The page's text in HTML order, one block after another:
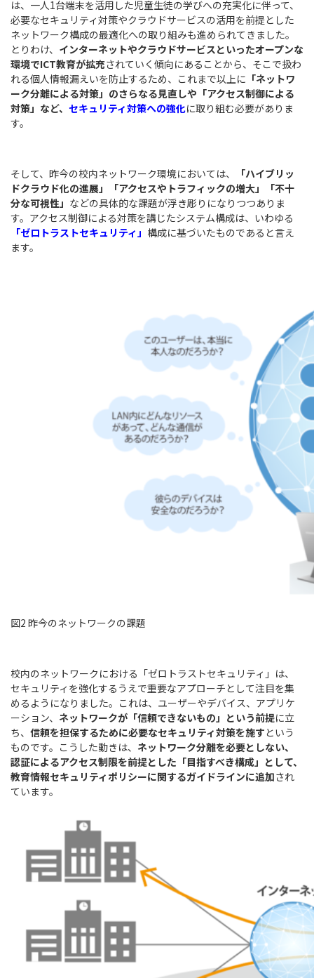
は、一人1台端末を活用した児童生徒の学びへの充実化に伴って、
必要なセキュリティ対策やクラウドサービスの活用を前提とした
ネットワーク構成の最適化への取り組みも進められてきました。
とりわけ、 インターネットやクラウドサービスといったオープンな
環境でICT教育が拡充されていく傾向にあることから、そこで扱わ
れる個人情報漏えいを防止するため、これまで以上に 「ネットワ
ーク分離による対策」のさらなる見直しや「アクセス制御による
対策」など、 セキュリティ対策への強化に取り組む必要がありま
す。
そして、昨今の校内ネットワーク環境においては、
「ハイブリッ
ドクラウド化の進展」「アクセスやトラフィックの増大」「不十
分な可視性」 などの具体的な課題が浮き彫りになりつつありま
す。アクセス制御による対策を講じたシステム構成は、いわゆる
「ゼロトラストセキュリティ」 構成に基づいたものであると言え
ます。
図2 昨今のネットワークの課題
校内のネットワークにおける「ゼロトラストセキュリティ」は、
セキュリティを強化するうえで重要なアプローチとして注目を集
めるようになりました。これは、ユーザーやデバイス、アプリケ
ーション、 ネットワークが「信頼できないもの」という前提に立
ち、 信頼を担保するために必要なセキュリティ対策を施すという
ものです。こうした動きは、 ネットワーク分離を必要としない、
認証によるアクセス制限を前提とした「目指すべき構成」として、
教育情報セキュリティポリシーに関するガイドラインに追加され
ています。